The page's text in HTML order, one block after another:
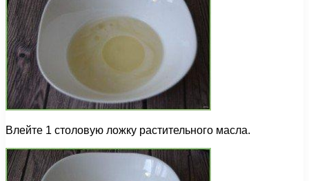
Влейте 1 столовую ложку растительного масла.